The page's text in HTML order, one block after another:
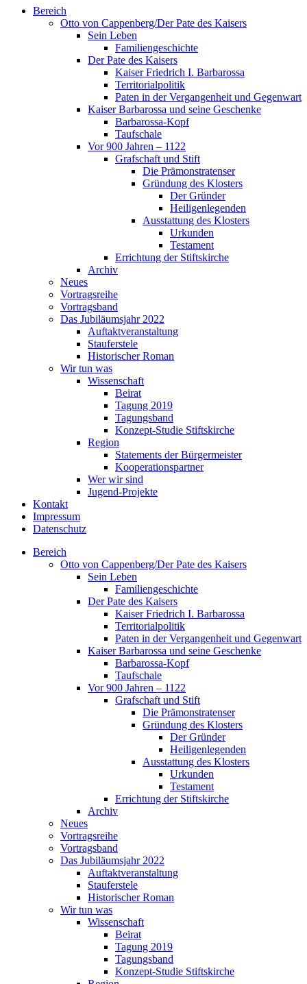
Bereich
Otto von Cappenberg/Der Pate des Kaisers
Sein Leben
Familiengeschichte
Der Pate des Kaisers
Kaiser Friedrich I. Barbarossa
Territorialpolitik
Paten in der Vergangenheit und Gegenwart
Kaiser Barbarossa und seine Geschenke
Barbarossa-Kopf
Taufschale
Vor 900 Jahren – 1122
Grafschaft und Stift
Die Prämonstratenser
Gründung des Klosters
Der Gründer
Heiligenlegenden
Ausstattung des Klosters
Urkunden
Testament
Errichtung der Stiftskirche
Archiv
Neues
Vortragsreihe
Vortragsband
Das Jubiläumsjahr 2022
Auftaktveranstaltung
Stauferstele
Historischer Roman
Wir tun was
Wissenschaft
Beirat
Tagung 2019
Tagungsband
Konzept-Studie Stiftskirche
Region
Statements der Bürgermeister
Kooperationspartner
Wer wir sind
Jugend-Projekte
Kontakt
Impressum
Datenschutz
Bereich
Otto von Cappenberg/Der Pate des Kaisers
Sein Leben
Familiengeschichte
Der Pate des Kaisers
Kaiser Friedrich I. Barbarossa
Territorialpolitik
Paten in der Vergangenheit und Gegenwart
Kaiser Barbarossa und seine Geschenke
Barbarossa-Kopf
Taufschale
Vor 900 Jahren – 1122
Grafschaft und Stift
Die Prämonstratenser
Gründung des Klosters
Der Gründer
Heiligenlegenden
Ausstattung des Klosters
Urkunden
Testament
Errichtung der Stiftskirche
Archiv
Neues
Vortragsreihe
Vortragsband
Das Jubiläumsjahr 2022
Auftaktveranstaltung
Stauferstele
Historischer Roman
Wir tun was
Wissenschaft
Beirat
Tagung 2019
Tagungsband
Konzept-Studie Stiftskirche